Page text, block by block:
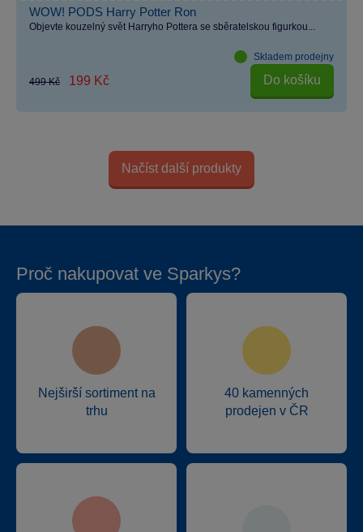
WOW! PODS Harry Potter Ron
Objevte kouzelný svět Harryho Pottera se sběratelskou figurkou...
Skladem prodejny
499 Kč 199 Kč Do košíku
Načíst další produkty
Proč nakupovat ve Sparkys?
Nejširší sortiment na
trhu
40 kamenných
prodejen v ČR